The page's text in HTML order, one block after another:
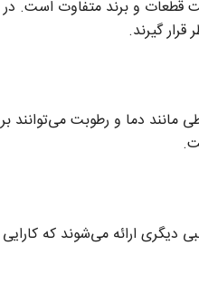
و برند متفاوت است. در
گیرند.
دما و رطوبت می‌توانند بر
دیگری ارائه می‌شوند که